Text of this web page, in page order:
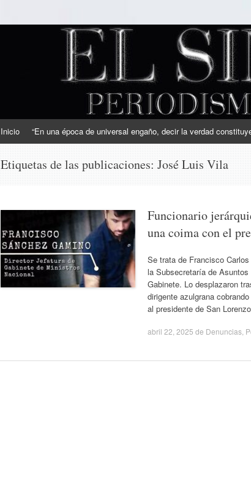
EL SINDICAL
Periodismo Inteligente
Inicio “En una época de universal engaño, decir la verdad
Etiquetas de las publicaciones: José Luis Vila
Funcionario
una coima con el
Se trata de Francisco
la Subsecretaría de
Gabinete. Lo desplazaron
dirigente azulgrana
al presidente de San
abril 22, 2025 de Denuncias